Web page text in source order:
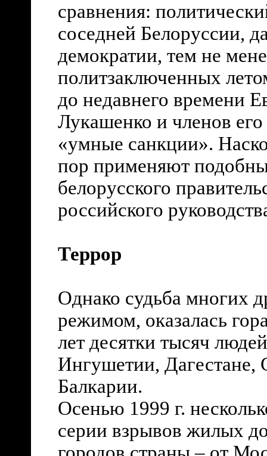
сравнения:
соседней Белоруссии,
демократии, тем не
политзаключенных
до недавнего времени
Лукашенко и членов
«умные санкции».
пор применяют
белорусского
российского
Террор
Однако судьба многих
режимом, оказалась
лет десятки тысяч
Ингушетии, Дагестане,
Балкарии.
Осенью 1999 г.
серии взрывов жилых